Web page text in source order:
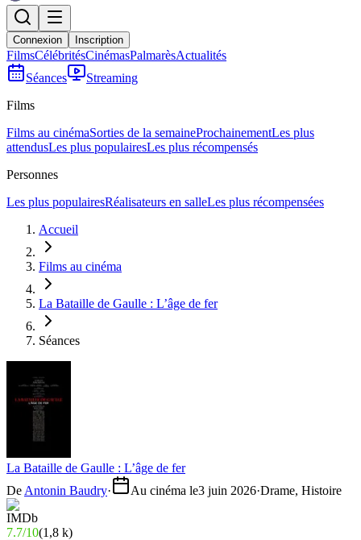
Connexion Inscription
FilmsCélébritésCinémasPalmarèsActualités
Séances
Streaming
Films
Films au cinémaSorties de la semaineProchainementLes plus
attendusLes plus populairesLes plus récompensés
Personnes
Les plus populairesRéalisateurs en salleLes plus récompensées
Accueil
Films au cinéma
La Bataille de Gaulle : L’âge de fer
Séances
La Bataille de Gaulle : L’âge de fer
De Antonin Baudry· Au cinéma le3 juin 2026·Drame, Histoire
7.7/10(1,8 k)